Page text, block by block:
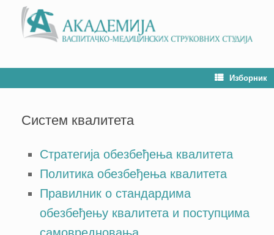
Изборник
Систем квалитета
Стратегија обезбеђења квалитета
Политика обезбеђења квалитета
Правилник о стандардима
обезбеђењу квалитета и поступцима